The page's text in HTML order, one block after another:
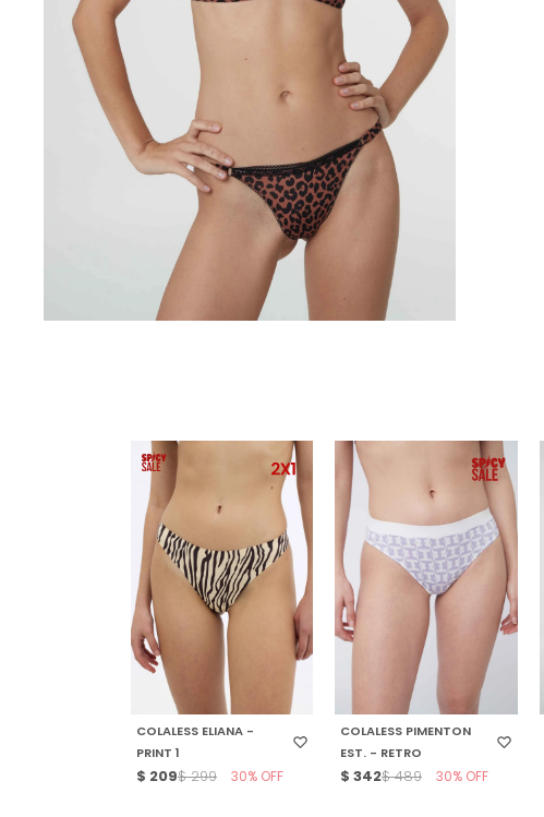
SELECCIONAR TALLE
COLALESS ELIANA -
PRINT 1
$ 209$ 299 30
SELECCIONAR TALLE
COLALESS PIMENTON
EST. - RETRO
$ 342$ 489 30